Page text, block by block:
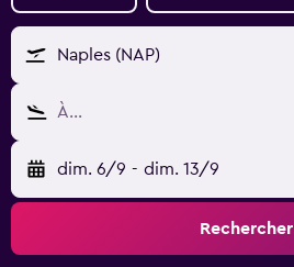
Naples (NAP)
À…
dim. 6/9 - dim. 13/9
Rechercher